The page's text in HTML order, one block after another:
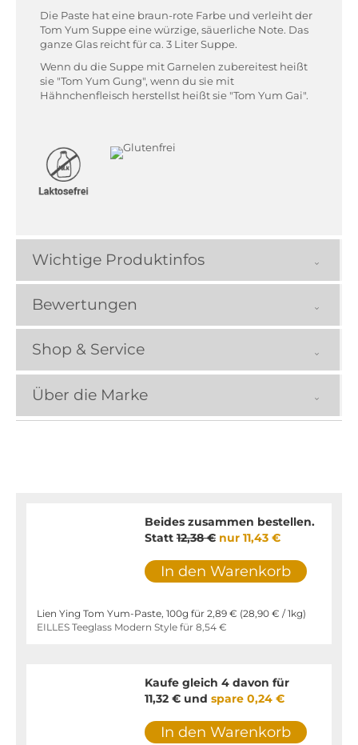
Die Paste hat eine braun-rote Farbe und verleiht der
Tom Yum Suppe eine würzige, säuerliche Note. Das
ganze Glas reicht für ca. 3 Liter Suppe.
Wenn du die Suppe mit Garnelen zubereitest heißt
sie "Tom Yum Gung", wenn du sie mit
Hähnchenfleisch herstellst heißt sie "Tom Yum Gai".
Wichtige Produktinfos
Bewertungen
Shop & Service
Über die Marke
Beides zusammen bestellen.
Statt12,38 € nur 11,43 €
In den Warenkorb
Lien Ying Tom Yum-Paste, 100g für 2,89 € (28,90 € / 1kg)
EILLES Teeglass Modern Style für 8,54 €
Kaufe gleich 4 davon für
11,32 €und spare 0,24 €
In den Warenkorb